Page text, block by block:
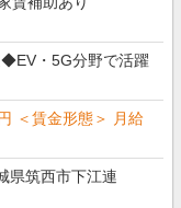
・5G分野で活躍
＜賃金形態＞ 月給
県筑西市下江連